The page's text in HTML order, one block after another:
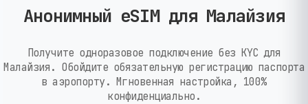
Анонимный eSIM для Малайзия
Получите одноразовое подключение без KYC для
Малайзия. Обойдите обязательную регистрацию паспорта
в аэропорту. Мгновенная настройка, 100%
конфиденциально.